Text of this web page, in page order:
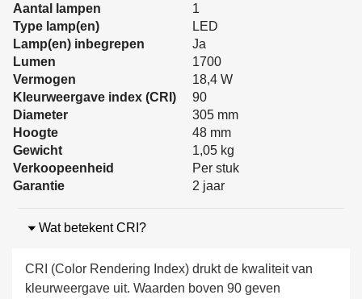
Aantal lampen
1
Type lamp(en)
LED
Lamp(en) inbegrepen
Ja
Lumen
1700
Vermogen
18,4 W
Kleurweergave index (CRI)
90
Diameter
305 mm
Hoogte
48 mm
Gewicht
1,05 kg
Verkoopeenheid
Per stuk
Garantie
2 jaar
Wat betekent CRI?
CRI (Color Rendering Index) drukt de kwaliteit van
kleurweergave uit. Waarden boven 90 geven